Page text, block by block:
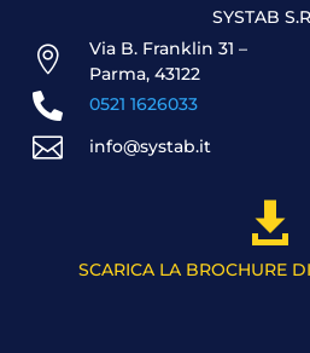
SYSTAB

Via B. Franklin 31 –
Parma, 43122
 0521 1626033
 info@systab.it

SCARICA LA BROCHURE